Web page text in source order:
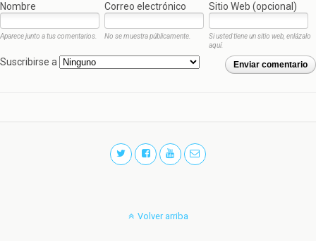
Nombre Correo electrónico Sitio Web (opcional)
Aparece junto a tus comentarios. No se muestra públicamente.
Si usted tiene un sitio web, enlázalo
aquí.
Enviar comentario
Suscribirse a
Volver arriba